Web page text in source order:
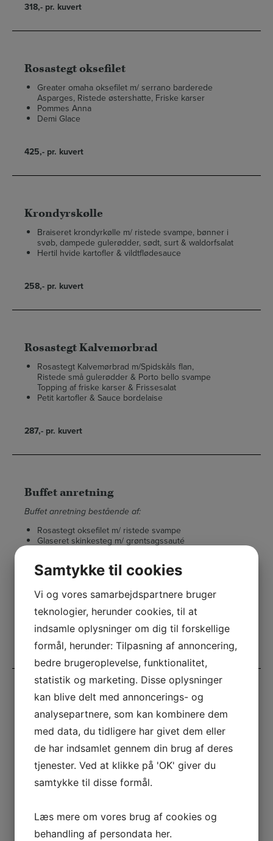
318,- pr. kuvert
Rosastegt oksefilet
Greater omaha oksefilet m/ serrano barderede
Asparges, Ristede østershatte, Friske karser
Pommes Anna
Demi Glace
425,- pr. kuvert
Krondyrskølle
Braiseret krondyrkølle m/ ristede svampe, bønner i
svøb, dampede gulerødder, sødt, surt & waldorfsalat
Hertil hvide kartofler & vildtflødesauce
258,- pr. kuvert
Rosastegt Kalvemørbrad
Rosastegt Kalvemørbrad m/Spidskåls flan,
Ristede små gulerødder & Porto bello svampe
Topping af friske karser & Frissesalat
Petit kartofler & Sauce bordelaise
287,- pr. kuvert
Buffet anretning
Buffet anretning bestående af:
Rosastegt oksefilet m/ ristede svampe
Glaseret skinkesteg m/ grøntsagssauté
Pommes rissolles m/ skysauce
Flødekartofler & bagte bådekartofler
Stor salatbuffet m/ dressing
Stort brødbord m/ div. smør
Minimum 50 kuverter
328,- pr. kuvert
Desserter
Samtykke til cookies
Vi og vores samarbejdspartnere bruger
teknologier, herunder cookies, til at
indsamle oplysninger om dig til forskellige
formål, herunder: Tilpasning af annoncering,
bedre brugeroplevelse, funktionalitet,
statistik og marketing. Disse oplysninger
kan blive delt med annoncerings- og
analysepartnere, som kan kombinere dem
med data, du tidligere har givet dem eller
de har indsamlet gennem din brug af deres
tjenester. Ved at klikke på 'OK' giver du
samtykke til disse formål.
Læs mere om vores brug af cookies og
behandling af persondata her.